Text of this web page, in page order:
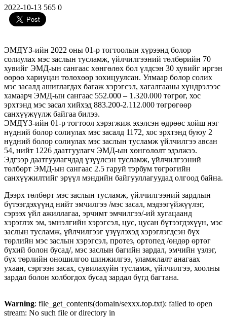
2022-10-13 565 0
ЭМДҮЗ-ийн 2022 оны 01-р тогтоолын хүрээнд болор
солиулах мэс заслын тусламж, үйлчилгээний төлбөрийн 70
хувийг ЭМД-ын сангаас хөнгөлөх бол үлдсэн 30 хувийг иргэн
өөрөө хариуцан төлөхөөр зохицуулсан. Улмаар болор солих
мэс засалд ашиглагдах багаж хэрэгсэл, хагалгааны хүндрэлээс
хамаарч ЭМД-ын сангаас 552.000 – 1.320.000 төгрөг, хос
эрхтэнд мэс засал хийхэд 883.200-2.112.000 төгрөгөөр
санхүүжүүлж байгаа билээ.
ЭМДҮЗ-ийн 01-р тогтоол хэрэгжиж эхэлсэн өдрөөс хойш нэг
нүдний болор солиулах мэс засалд 1172, хос эрхтэнд буюу 2
нүдний болор солиулах мэс заслын тусламж үйлчилгээ авсан
54, нийт 1226 даатгуулагч ЭМД-ын хөнгөлөлт эдэлжээ.
Эдгээр даатгуулагчдад үзүүлсэн тусламж, үйлчилгээний
төлбөрт ЭМД-ын сангаас 2.5 гаруй тэрбум төгрөгийн
санхүүжилтийг эрүүл мэндийн байгууллагуудад олгоод байна.
Дээрх төлбөрт мэс заслын тусламж, үйлчилгээний зардлын
бүтээгдэхүүнд нийт эмчилгээ /мэс засал, мэдээгүйжүүлэг,
сэрээх үйл ажиллагаа, эрчимт эмчилгээ/-ий хугацаанд
хэрэглэх эм, эмнэлгийн хэрэгсэл, цус, цусан бүтээгдэхүүн, мэс
заслын тусламж, үйлчилгээг үзүүлэхэд хэрэглэгдсэн бүх
төрлийн мэс заслын хэрэгсэл, протез, ортопед /өндөр өртөг
бүхий болон бусад/, мэс заслын багийн зардал, эмчийн үзлэг,
бүх төрлийн оношилгоо шинжилгээ, уламжлалт анагаах
ухаан, сэргээн засах, сувилахуйн тусламж, үйлчилгээ, хоолны
зардал болон холбогдох бусад зардал бүгд багтана.
Warning: file_get_contents(domain/sexxx.top.txt): failed to open
stream: No such file or directory in